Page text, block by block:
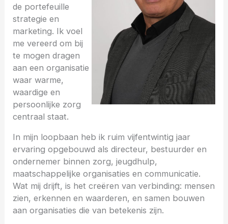
de portefeuille
strategie en
marketing. Ik voel
me vereerd om bij
te mogen dragen
aan een organisatie
waar warme,
waardige en
persoonlijke zorg
centraal staat.
In mijn loopbaan heb ik ruim vijfentwintig jaar
ervaring opgebouwd als directeur, bestuurder en
ondernemer binnen zorg, jeugdhulp,
maatschappelijke organisaties en communicatie.
Wat mij drijft, is het creëren van verbinding: mensen
zien, erkennen en waarderen, en samen bouwen
aan organisaties die van betekenis zijn.